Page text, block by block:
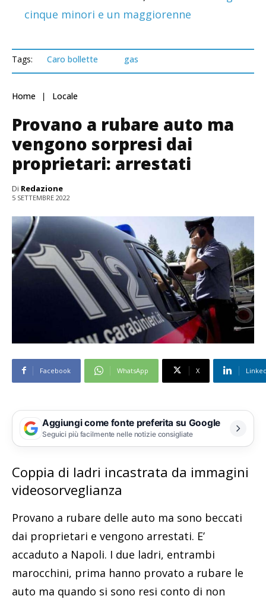
cinque minori e un maggiorenne
Tags: Caro bollette gas
Home Locale
Provano a rubare auto ma
vengono sorpresi dai
proprietari: arrestati
Di Redazione
5 SETTEMBRE 2022
Facebook WhatsApp X
Aggiungi come fonte preferita su Google
Seguici più facilmente nelle notizie consigliate
Coppia di ladri incastrata da immagini
videosorveglianza
Provano a rubare delle auto ma sono beccati
dai proprietari e vengono arrestati. E’
accaduto a Napoli. I due ladri, entrambi
marocchini, prima hanno provato a rubare le
auto ma quando si sono resi conto di non